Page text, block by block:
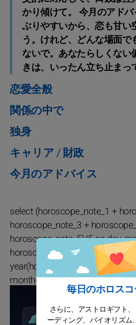
かり傾けて。 今月のアド
ぶりやすいから、恋も甘い
う。けれど、どんな場面で
ないで。あなたらしくない
きは、いったん立ち止まっ
恋愛全般
関係の中で
独身
キャリア / 財政
今月のアドバイス
select (horoscope_note_1 +
horoscope_note_3 +
horoscope_note_5)/5 as
horoscope_daily where
year(horoscope_date) = 2026
month(horoscope_date) = 8
牡牛座の詳細なホロ
今日 スコア :
毎日のホロス
さらに、アストロギフト
ーディング、バイオリズム